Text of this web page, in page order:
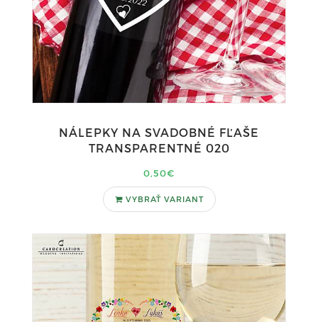
NÁLEPKY NA SVADOBNÉ FĽAŠE
TRANSPARENTNÉ 020
0,50€
VYBRAŤ VARIANT